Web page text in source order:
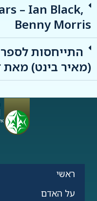
– Ian Black,
Benny Morris
התייחסות
(מאיר בינט) מאת
ראשי
על האדם